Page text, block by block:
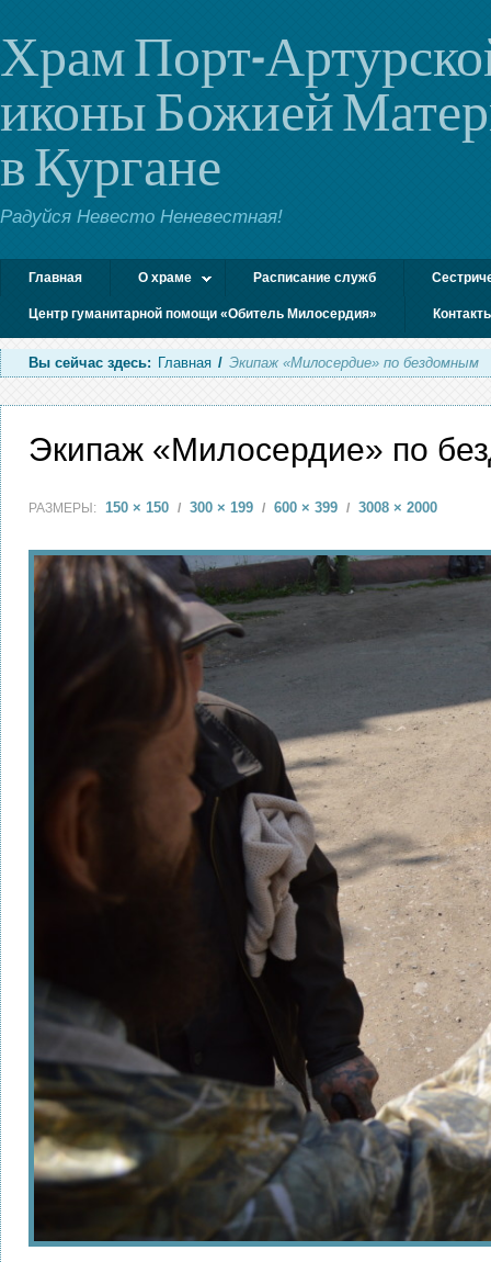
Храм Порт-
иконы Божией
в Кургане
Радуйся Невесто Неневестная!
Главная О храме Расписание служб
Центр гуманитарной помощи «Обитель Милосердия»
Вы сейчас здесь: Главная / Экипаж «Милосердие» по бездомным
Экипаж «Милосердие» по
РАЗМЕРЫ: 150 × 150 / 300 × 199 / 600 × 399 / 3008 × 2000